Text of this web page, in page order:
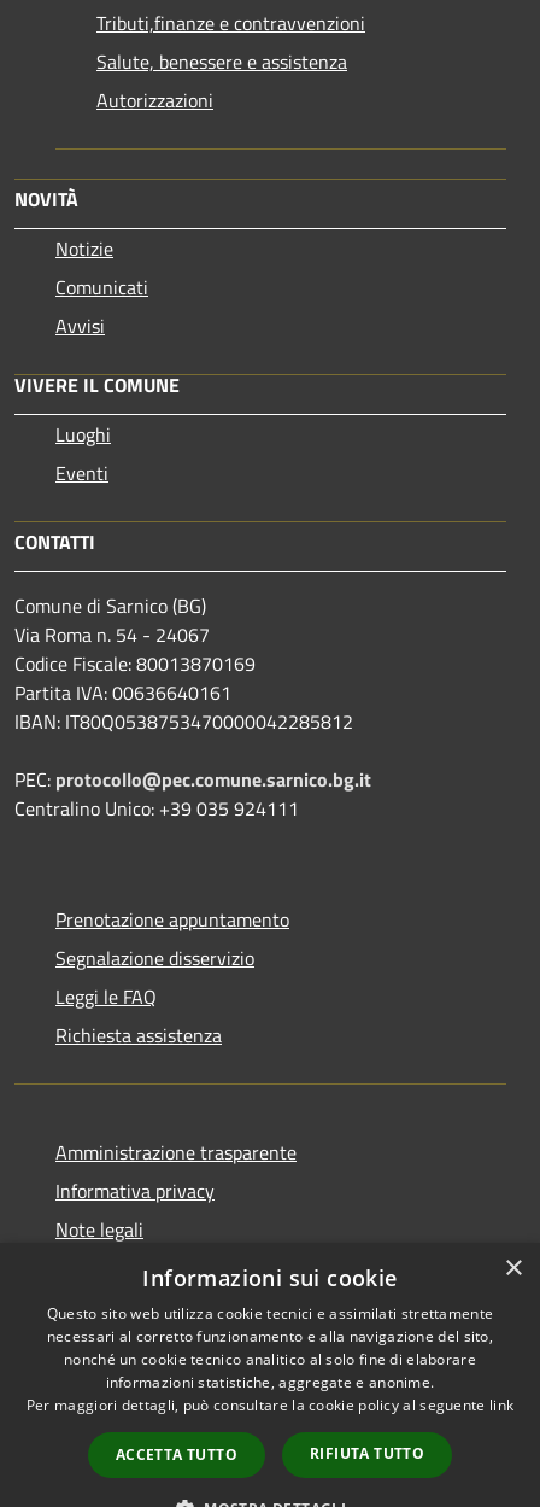
Tributi,finanze e contravvenzioni
Salute, benessere e assistenza
Autorizzazioni
NOVITÀ
Notizie
Comunicati
Avvisi
VIVERE IL COMUNE
Luoghi
Eventi
CONTATTI
Comune di Sarnico (BG)
Via Roma n. 54 - 24067
Codice Fiscale: 80013870169
Partita IVA: 00636640161
IBAN: IT80Q0538753470000042285812
PEC: protocollo@pec.comune.sarnico.bg.it
Centralino Unico: +39 035 924111
Prenotazione appuntamento
Segnalazione disservizio
Leggi le FAQ
Richiesta assistenza
Amministrazione trasparente
Informativa privacy
Note legali
Dichiarazione di accessibilità
Accessibilità
Copyright © 2026 • Comune di
Sarnico • Powered by
Municipium•
Accesso
redazione
×
Informazioni sui cookie
Questo sito web utilizza cookie tecnici e assimilati strettamente
necessari al corretto funzionamento e alla navigazione del sito,
nonché un cookie tecnico analitico al solo fine di elaborare
informazioni statistiche, aggregate e anonime.
Per maggiori dettagli, può consultare la cookie policy al seguente link
ACCETTA TUTTO RIFIUTA TUTTO